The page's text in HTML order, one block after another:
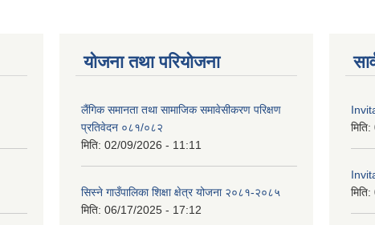
योजना तथा परियोजना
लैंगिक समानता तथा सामाजिक समावेसीकरण परिक्षण
प्रतिवेदन ०८१/०८२
मिति: 02/09/2026 - 11:11
सिस्ने गाउँपालिका शिक्षा क्षेत्र योजना २०८१-२०८५
मिति: 06/17/2025 - 17:12
मिति:
मिति: